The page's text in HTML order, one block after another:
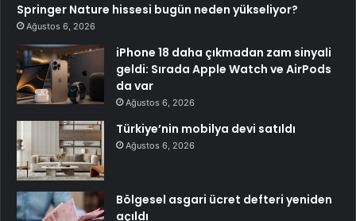
Springer Nature hissesi bugün neden yükseliyor?
Ağustos 6, 2026
iPhone 18 daha çıkmadan zam sinyali
geldi: Sırada Apple Watch ve AirPods
da var
Ağustos 6, 2026
Türkiye’nin mobilya devi satıldı
Ağustos 6, 2026
Bölgesel asgari ücret defteri yeniden
açıldı